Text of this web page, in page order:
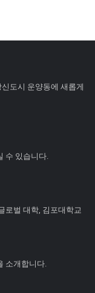
도시 운양동에 새롭게
수 있습니다.
로벌 대학, 김포대학교
소개합니다.